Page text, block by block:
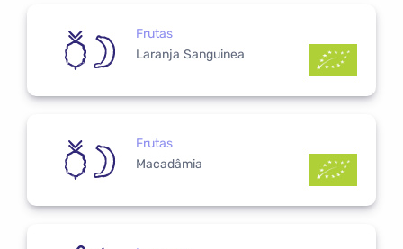
Frutas
Laranja Sanguinea
Frutas
Macadâmia